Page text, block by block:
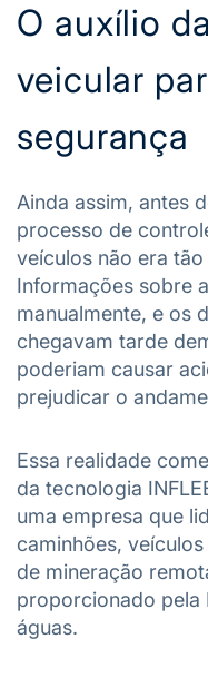
O auxílio
veicular
segurança
Ainda assim, antes
processo de
veículos não era
Informações sobre
manualmente, e os
chegavam tarde
poderiam causar
prejudicar o
Essa realidade
da tecnologia
uma empresa que
caminhões,
de mineração
proporcionado pela
águas.